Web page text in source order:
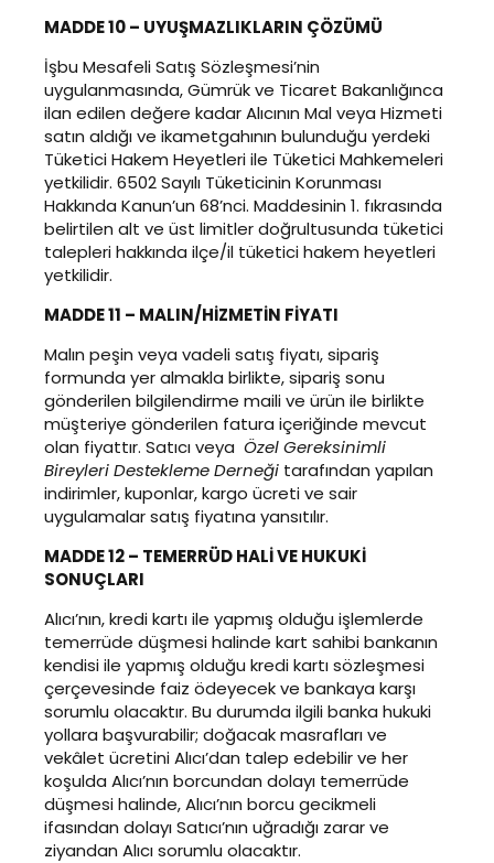
MADDE 10 – UYUŞMAZLIKLARIN ÇÖZÜMÜ
İşbu Mesafeli Satış Sözleşmesi’nin
uygulanmasında, Gümrük ve Ticaret Bakanlığınca
ilan edilen değere kadar Alıcının Mal veya Hizmeti
satın aldığı ve ikametgahının bulunduğu yerdeki
Tüketici Hakem Heyetleri ile Tüketici Mahkemeleri
yetkilidir. 6502 Sayılı Tüketicinin Korunması
Hakkında Kanun’un 68’nci. Maddesinin 1. fıkrasında
belirtilen alt ve üst limitler doğrultusunda tüketici
talepleri hakkında ilçe/il tüketici hakem heyetleri
yetkilidir.
MADDE 11 – MALIN/HİZMETİN FİYATI
Malın peşin veya vadeli satış fiyatı, sipariş
formunda yer almakla birlikte, sipariş sonu
gönderilen bilgilendirme maili ve ürün ile birlikte
müşteriye gönderilen fatura içeriğinde mevcut
olan fiyattır. Satıcı veya Özel Gereksinimli
Bireyleri Destekleme Derneği ​ tarafından yapılan
indirimler, kuponlar, kargo ücreti ve sair
uygulamalar satış fiyatına yansıtılır.
MADDE 12 – TEMERRÜD HALİ VE HUKUKİ
SONUÇLARI
Alıcı’nın, kredi kartı ile yapmış olduğu işlemlerde
temerrüde düşmesi halinde kart sahibi bankanın
kendisi ile yapmış olduğu kredi kartı sözleşmesi
çerçevesinde faiz ödeyecek ve bankaya karşı
sorumlu olacaktır. Bu durumda ilgili banka hukuki
yollara başvurabilir; doğacak masrafları ve
vekâlet ücretini Alıcı’dan talep edebilir ve her
koşulda Alıcı’nın borcundan dolayı temerrüde
düşmesi halinde, Alıcı’nın borcu gecikmeli
ifasından dolayı Satıcı’nın uğradığı zarar ve
ziyandan Alıcı sorumlu olacaktır.